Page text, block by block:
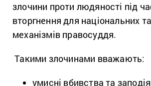
злочини проти людяності під
вторгнення для національних
механізмів правосуддя.
Такими злочинами вважають:
умисні вбивства та